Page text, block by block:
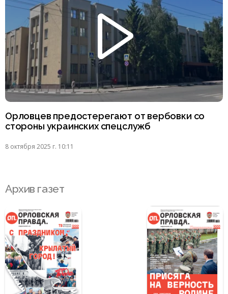
Орловцев предостерегают от вербовки со
стороны украинских спецслужб
8 октября 2025 г. 10:11
Архив газет